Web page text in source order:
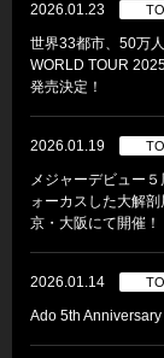
2026.01.23
世界33都市、50万
WORLD TOUR
発売決定！
2026.01.19
メジャーデビュー
ォーカスした大解
京・大阪にて開催！
2026.01.14
Ado 5th Anniversary